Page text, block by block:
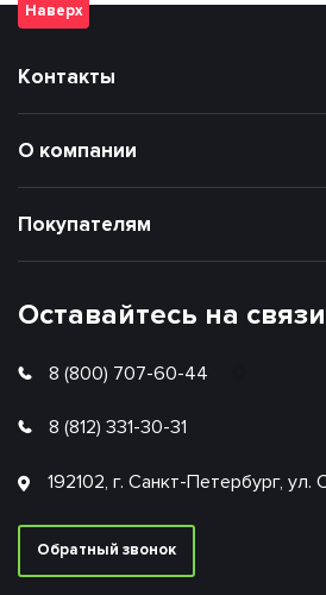
Наверх
Оставайтесь на связи
8 (800) 707-60-44
8 (812) 331-30-31
192102, г. Санкт-Петербург, ул.
Обратный звонок
Покупателям
О компании
Контакты